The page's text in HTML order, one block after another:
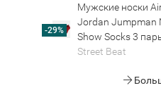
-29%
Мужские носки
Jordan Jumpman
Show Socks 3
Street Beat